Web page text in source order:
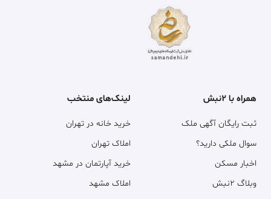
همراه با ۲نبش
ثبت رایگان آگهی ملک
سوال ملکی دارید؟
اخبار مسکن
وبلاگ ۲نبش
لینک‌های منتخب
خرید خانه در تهران
املاک تهران
خرید آپارتمان در مشهد
املاک مشهد